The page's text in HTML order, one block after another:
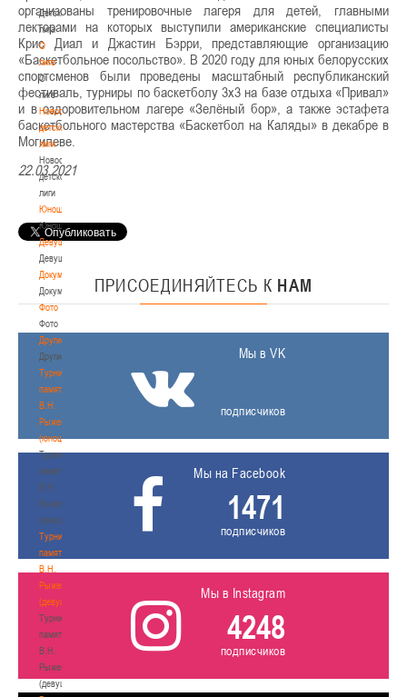
Детская
лига
О
лиге
О
лиге
Новости
детской
лиги
Новости
детской
лиги
Юноши
Юноши
Девушки
Девушки
Документы
Документы
Фото
Фото
Другие
Другие
Турнир
памяти
В.Н.
Рыженкова
(юноши)
Турнир
памяти
В.Н.
Рыженкова
(юноши)
Турнир
памяти
В.Н.
Рыженкова
(девушки)
Турнир
памяти
В.Н.
Рыженкова
(девушки)
организованы тренировочные лагеря для детей, главными
лекторами на которых выступили американские специалисты
Крис Диал и Джастин Бэрри, представляющие организацию
«Баскетбольное посольство». В 2020 году для юных белорусских
спортсменов были проведены масштабный республиканский
фестиваль, турниры по баскетболу 3х3 на базе отдыха «Привал»
и в оздоровительном лагере «Зелёный бор», а также эстафета
баскетбольного мастерства «Баскетбол на Каляды» в декабре в
Могилеве.
22.03.2021
ПРИСОЕДИНЯЙТЕСЬ К НАМ
Мы в VK
подписчиков
Мы на Facebook
1471
подписчиков
Мы в Instagram
4248
подписчиков